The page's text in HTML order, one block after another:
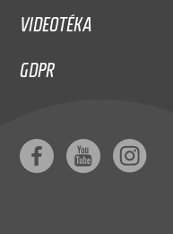
VIDEOTÉKA
GDPR